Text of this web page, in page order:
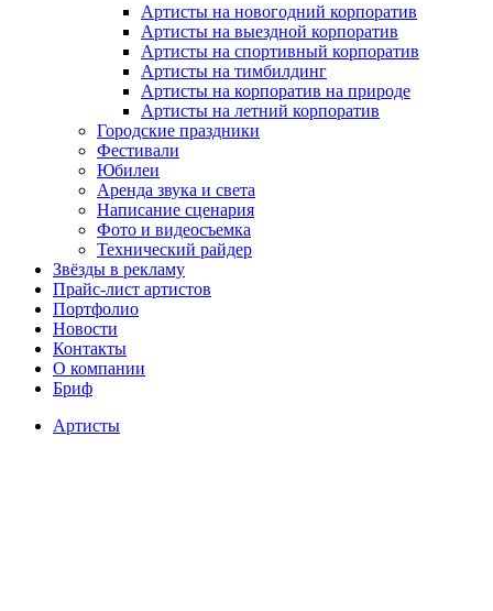
Артисты на новогодний корпоратив
Артисты на выездной корпоратив
Артисты на спортивный корпоратив
Артисты на тимбилдинг
Артисты на корпоратив на природе
Артисты на летний корпоратив
Городские праздники
Фестивали
Юбилеи
Аренда звука и света
Написание сценария
Фото и видеосъемка
Технический райдер
Звёзды в рекламу
Прайс-лист артистов
Портфолио
Новости
Контакты
О компании
Бриф
Артисты